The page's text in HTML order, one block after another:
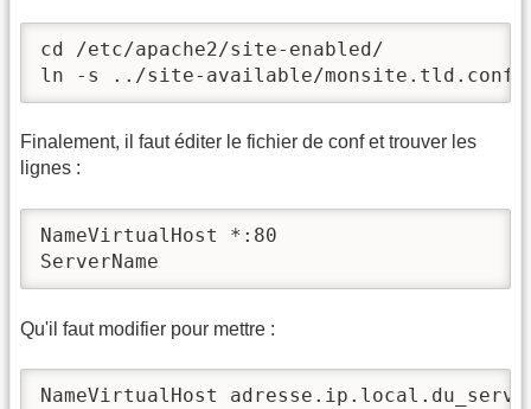
cd /etc/apache2/site-enabled/
ln -s ../site-available/monsite.tld.conf
Finalement, il faut éditer le fichier de conf et trouver les
lignes :
NameVirtualHost *:80
ServerName
Qu'il faut modifier pour mettre :
NameVirtualHost